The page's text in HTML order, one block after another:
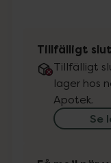
Tillfälligt slut
Tillfälligt
lager hos
Apotek.
Se